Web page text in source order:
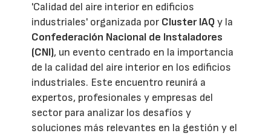
'Calidad del aire interior en edificios
industriales' organizada por Cluster IAQy la
Confederación Nacional de Instaladores
(CNI), un evento centrado en la importancia
de la calidad del aire interior en los edificios
industriales. Este encuentro reunirá a
expertos, profesionales y empresas del
sector para analizar los desafíos y
soluciones más relevantes en la gestión y el